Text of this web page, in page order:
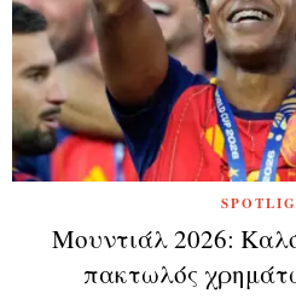
Μουντιάλ 2026:
πακτωλός